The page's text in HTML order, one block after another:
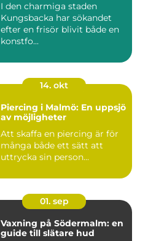
I den charmiga staden
Kungsbacka har sökandet
efter en frisör blivit både en
konstfo...
14. okt
Piercing i Malmö: En uppsjö
av möjligheter
Att skaffa en piercing är för
många både ett sätt att
uttrycka sin person...
01. sep
Vaxning på Södermalm: en
guide till slätare hud